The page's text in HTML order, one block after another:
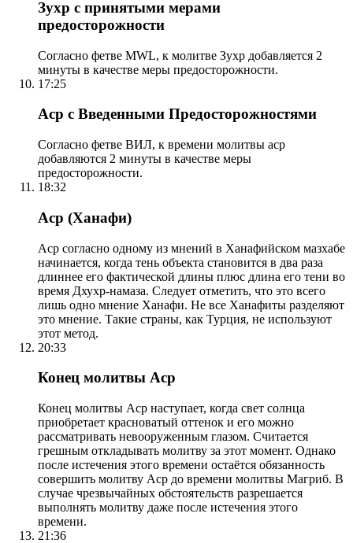
Зухр с принятыми мерами
предосторожности
Согласно фетве MWL, к молитве Зухр добавляется 2
минуты в качестве меры предосторожности.
17:25
Аср с Введенными Предосторожностями
Согласно фетве ВИЛ, к времени молитвы аср
добавляются 2 минуты в качестве меры
предосторожности.
18:32
Аср (Ханафи)
Аср согласно одному из мнений в Ханафийском мазхабе
начинается, когда тень объекта становится в два раза
длиннее его фактической длины плюс длина его тени во
время Дхухр-намаза. Следует отметить, что это всего
лишь одно мнение Ханафи. Не все Ханафиты разделяют
это мнение. Такие страны, как Турция, не используют
этот метод.
20:33
Конец молитвы Аср
Конец молитвы Аср наступает, когда свет солнца
приобретает красноватый оттенок и его можно
рассматривать невооруженным глазом. Считается
грешным откладывать молитву за этот момент. Однако
после истечения этого времени остаётся обязанность
совершить молитву Аср до времени молитвы Магриб. В
случае чрезвычайных обстоятельств разрешается
выполнять молитву даже после истечения этого
времени.
21:36